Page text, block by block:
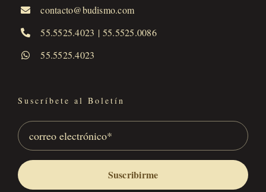
contacto@budismo.com
55.5525.4023 | 55.5525.0086
55.5525.4023
Suscríbete al Boletín
Suscribirme